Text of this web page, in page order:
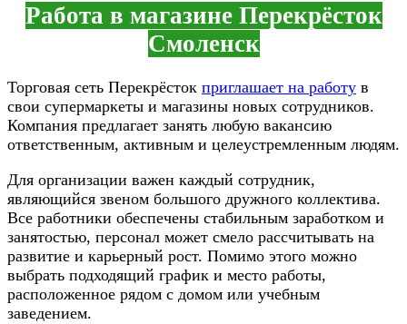
Работа в магазине Перекрёсток
Смоленск
Торговая сеть Перекрёсток приглашает на работу в
свои супермаркеты и магазины новых сотрудников.
Компания предлагает занять любую вакансию
ответственным, активным и целеустремленным людям.
Для организации важен каждый сотрудник,
являющийся звеном большого дружного коллектива.
Все работники обеспечены стабильным заработком и
занятостью, персонал может смело рассчитывать на
развитие и карьерный рост. Помимо этого можно
выбрать подходящий график и место работы,
расположенное рядом с домом или учебным
заведением.